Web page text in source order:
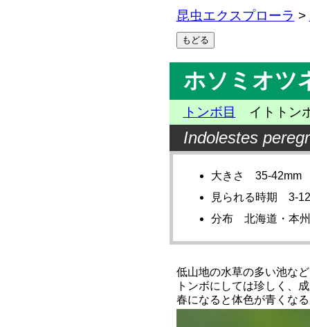
昆虫エクスプローラ >
ホソミオツ
トンボ目 イトトン
Indolestes
大きさ 35-42mm
見られる時期 3-
分布 北海道・本
低山地の水草の多い池な
トンボにしては珍しく、
春になると体色が青くな